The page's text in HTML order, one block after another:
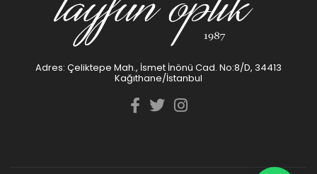
Adres: Çeliktepe Mah., İsmet İnönü Cad. No:8/D, 34413
Kağıthane/İstanbul